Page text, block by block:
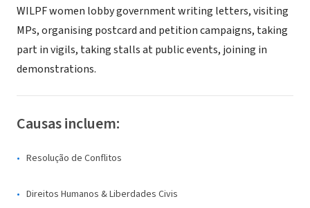
WILPF women lobby government writing letters, visiting
MPs, organising postcard and petition campaigns, taking
part in vigils, taking stalls at public events, joining in
demonstrations.
Causas incluem:
Resolução de Conflitos
Direitos Humanos & Liberdades Civis